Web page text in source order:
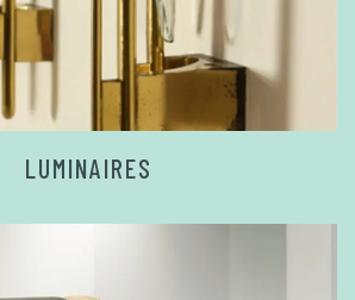
LUMINAIRES